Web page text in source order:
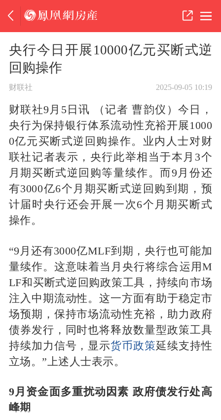
央行今日开展10000亿元买断式逆
回购操作
财联社 2025-09-05 10:19
财联社9月5日讯 （记者 曹韵仪）今日，
央行为保持银行体系流动性充裕开展1000
0亿元买断式逆回购操作。业内人士对财
联社记者表示，央行此举相当于本月3个
月期买断式逆回购等量续作。而9月份还
有3000亿6个月期买断式逆回购到期，预
计届时央行还会开展一次6个月期买断式
操作。
“9月还有3000亿MLF到期，央行也可能加
量续作。这意味着当月央行将综合运用M
LF和买断式逆回购政策工具，持续向市场
注入中期流动性。这一方面有助于稳定市
场预期，保持市场流动性充裕，助力政府
债券发行，同时也将释放数量型政策工具
持续加力信号，显示货币政策延续支持性
立场。”上述人士表示。
9月资金面多重扰动因素 政府债发行处高
峰期